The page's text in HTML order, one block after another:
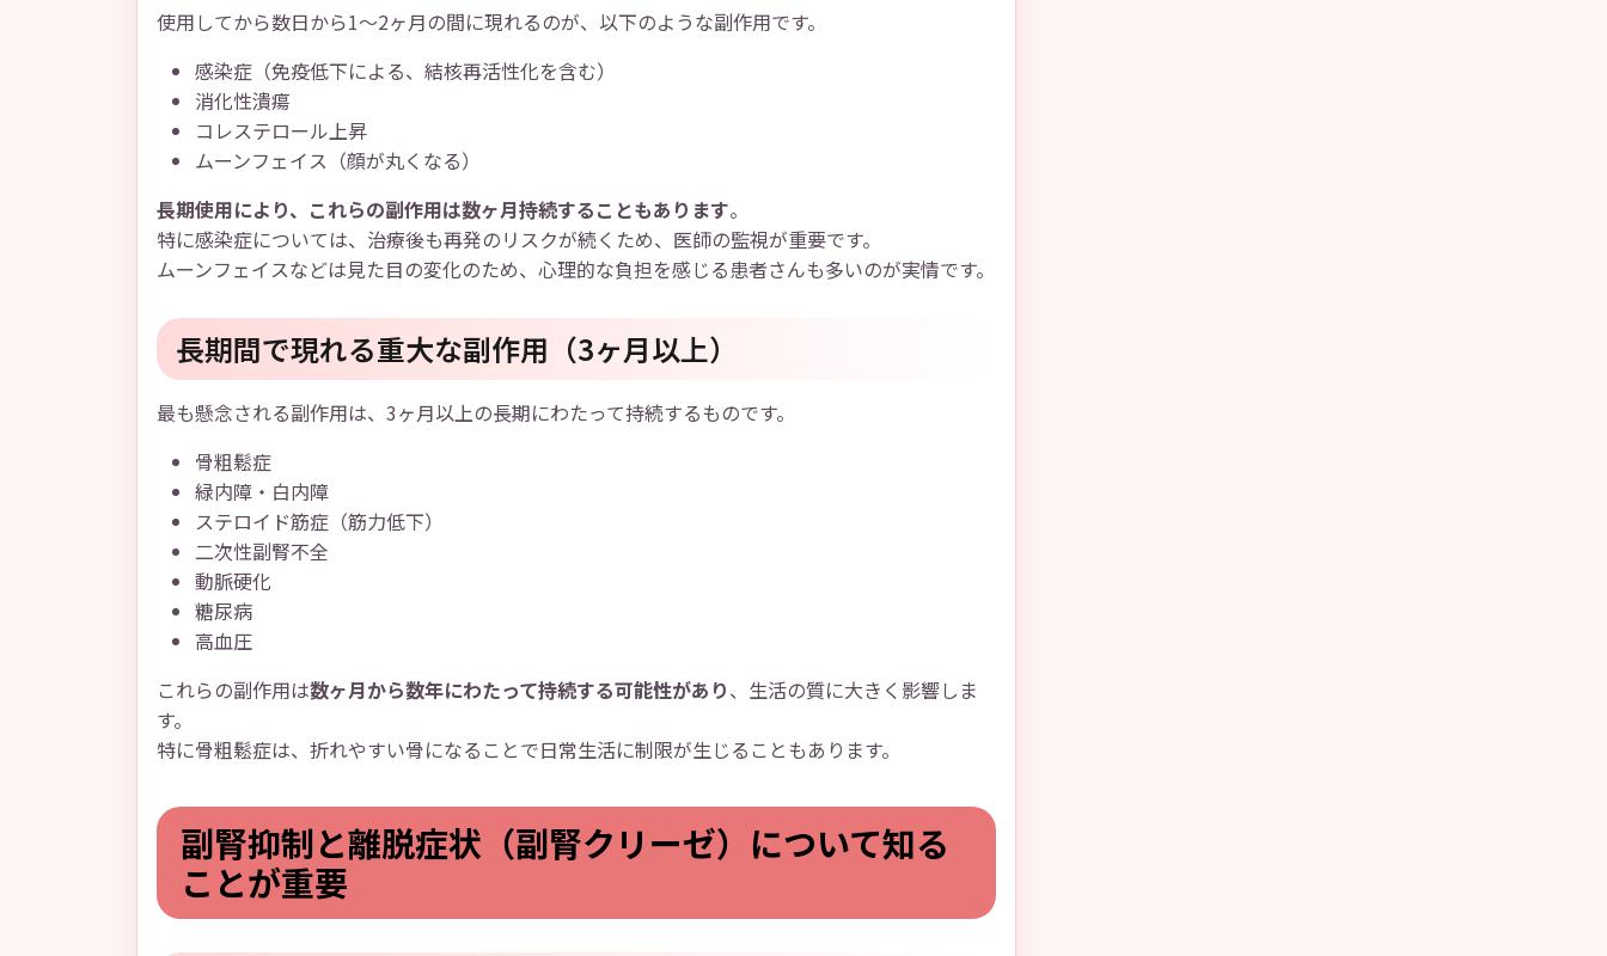
使用してから数日から1～2ヶ月の間に現れるのが、以下のような副作用です。
感染症（免疫低下による、結核再活性化を含む）
消化性潰瘍
コレステロール上昇
ムーンフェイス（顔が丸くなる）
長期使用により、これらの副作用は数ヶ月持続することもあります。
特に感染症については、治療後も再発のリスクが続くため、医師の監視が重要です。
ムーンフェイスなどは見た目の変化のため、心理的な負担を感じる患者さんも多いのが実情です。
長期間で現れる重大な副作用（3ヶ月以上）
最も懸念される副作用は、3ヶ月以上の長期にわたって持続するものです。
骨粗鬆症
緑内障・白内障
ステロイド筋症（筋力低下）
二次性副腎不全
動脈硬化
糖尿病
高血圧
これらの副作用は数ヶ月から数年にわたって持続する可能性があり、生活の質に大きく影響しま
す。
特に骨粗鬆症は、折れやすい骨になることで日常生活に制限が生じることもあります。
副腎抑制と離脱症状（副腎クリーゼ）について知る
ことが重要